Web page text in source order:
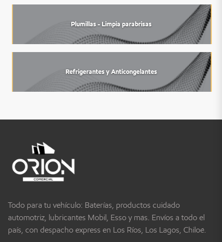
Plumillas - Limpia parabrisas
Refrigerantes y Anticongelantes
Todo para tu vehículo: Baterías, productos cuidado
automotriz, lubricantes Mobil, Esso y más. Envíos a todo el
país, con despacho express en Los Ríos, Los Lagos, Chiloé.